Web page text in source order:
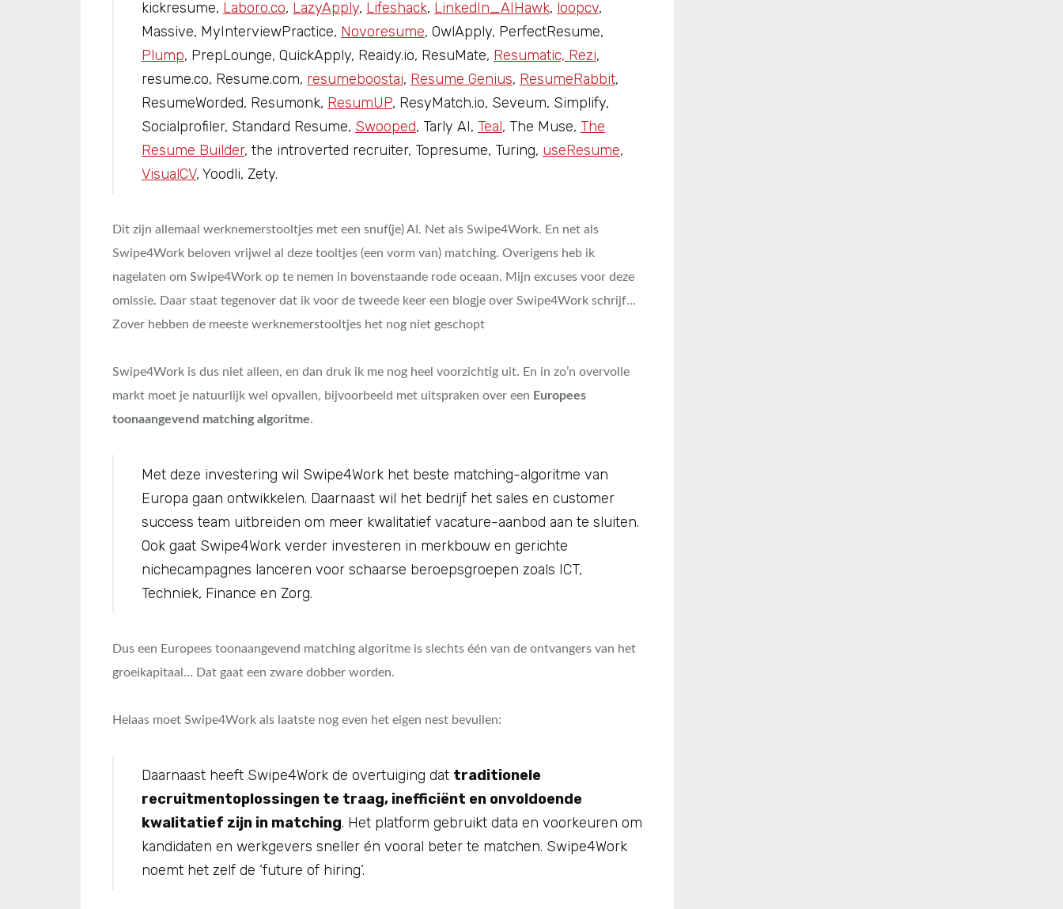
kickresume, Laboro.co, LazyApply, Lifeshack, LinkedIn_AIHawk, loopcv,
Massive, MyInterviewPractice, Novoresume, OwlApply, PerfectResume,
Plump, PrepLounge, QuickApply, Reaidy.io, ResuMate, Resumatic, Rezi,
resume.co, Resume.com, resumeboostai, Resume Genius, ResumeRabbit,
ResumeWorded, Resumonk, ResumUP, ResyMatch.io, Seveum, Simplify,
Socialprofiler, Standard Resume, Swooped, Tarly AI, Teal, The Muse, The
Resume Builder, the introverted recruiter, Topresume, Turing, useResume,
VisualCV, Yoodli, Zety.
Dit zijn allemaal werknemerstooltjes met een snuf(je) AI. Net als Swipe4Work. En net als
Swipe4Work beloven vrijwel al deze tooltjes (een vorm van) matching. Overigens heb ik
nagelaten om Swipe4Work op te nemen in bovenstaande rode oceaan. Mijn excuses voor deze
omissie. Daar staat tegenover dat ik voor de tweede keer een blogje over Swipe4Work schrijf…
Zover hebben de meeste werknemerstooltjes het nog niet geschopt
Swipe4Work is dus niet alleen, en dan druk ik me nog heel voorzichtig uit. En in zo’n overvolle
markt moet je natuurlijk wel opvallen, bijvoorbeeld met uitspraken over een Europees
toonaangevend matching algoritme.
Met deze investering wil Swipe4Work het beste matching-algoritme van
Europa gaan ontwikkelen. Daarnaast wil het bedrijf het sales en customer
success team uitbreiden om meer kwalitatief vacature-aanbod aan te sluiten.
Ook gaat Swipe4Work verder investeren in merkbouw en gerichte
nichecampagnes lanceren voor schaarse beroepsgroepen zoals ICT,
Techniek, Finance en Zorg.
Dus een Europees toonaangevend matching algoritme is slechts één van de ontvangers van het
groeikapitaal… Dat gaat een zware dobber worden.
Helaas moet Swipe4Work als laatste nog even het eigen nest bevuilen:
Daarnaast heeft Swipe4Work de overtuiging dat traditionele
recruitmentoplossingen te traag, inefficiënt en onvoldoende
kwalitatief zijn in matching. Het platform gebruikt data en voorkeuren om
kandidaten en werkgevers sneller én vooral beter te matchen. Swipe4Work
noemt het zelf de ‘future of hiring’.